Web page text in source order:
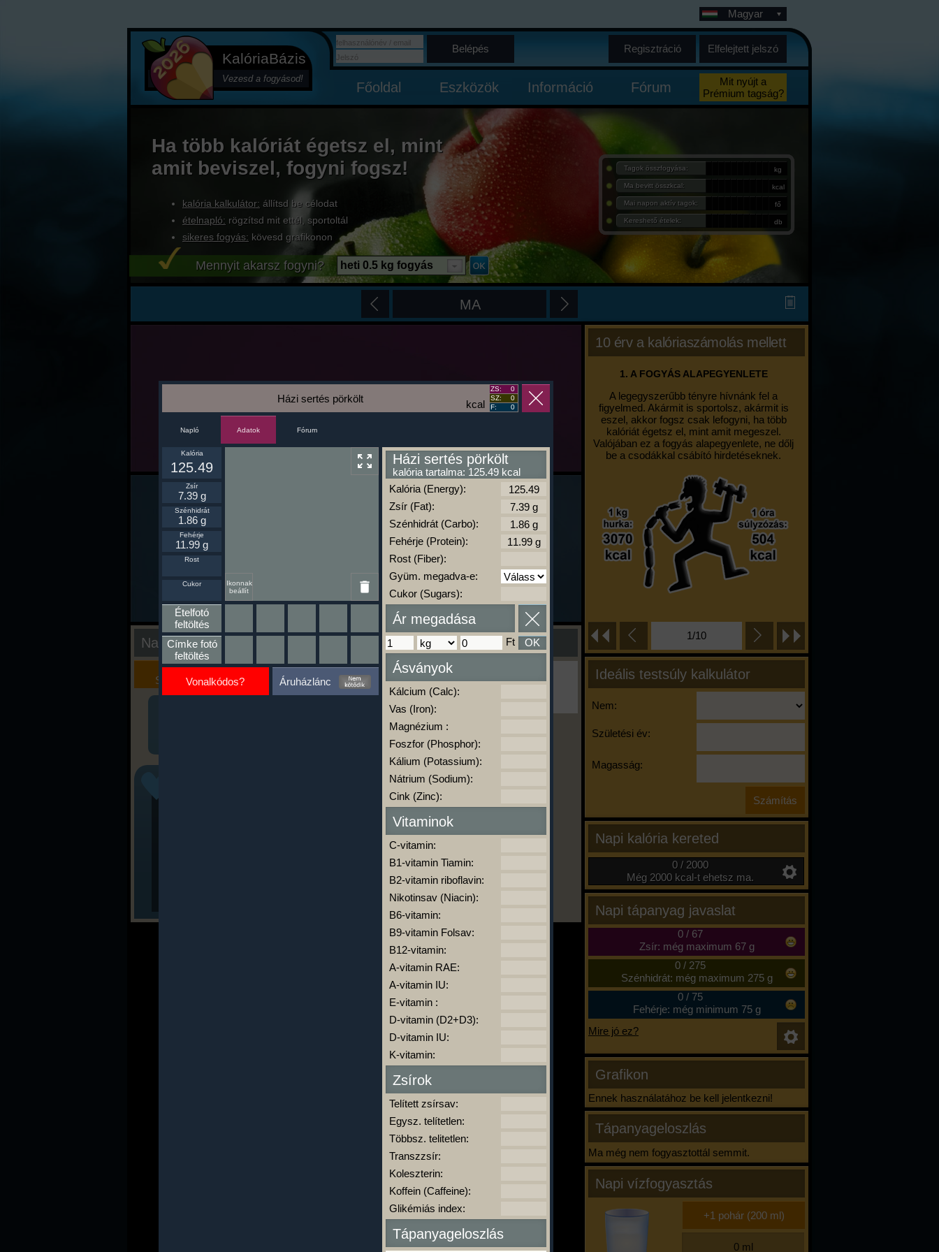
KalóriaBázis
Vezesd a fogyásod!
Magyar
Belépés Regisztráció Elfelejtett jelszó
Főoldal Eszközök Információ Fórum
Mit nyújt a
Prémium tagság?
Ha több kalóriát égetsz el, mint
amit beviszel, fogyni fogsz!
kalória kalkulátor: állítsd be célodat
ételnapló: rögzítsd mit ettél, sportoltál
sikeres fogyás: kövesd grafikonon
Tagok összfogyása: kg
Ma bevitt összkcal: kcal
Mai napon aktív tagok: fő
Kereshető ételek: db
Mennyit akarsz fogyni? heti 0.5 kg fogyás
MA
10 érv a kalóriaszámolás mellett
1. A FOGYÁS ALAPEGYENLETE
A legegyszerűbb tényre hívnánk fel a
figyelmed. Akármit is sportolsz, akármit is
eszel, akkor fogsz csak lefogyni, ha több
kalóriát égetsz el, mint amit megeszel.
Valójában ez a fogyás alapegyenlete, ne dőlj
be a csodákkal csábító hirdetéseknek.
1/10
Ideális testsúly kalkulátor
Nem:
Születési év:
Magasság:
Napi kalória kereted
0 / 2000
Még 2000 kcal-t ehetsz ma.
Napi tápanyag javaslat
0/ 67
Zsír: még maximum 67 g
0/ 275
Szénhidrát: még maximum 275 g
0/ 75
Fehérje: még minimum 75 g
Mire jó ez?
Grafikon
Ennek használatához be kell jelentkezni!
Tápanyageloszlás
Ma még nem fogyasztottál semmit.
Napi vízfogyasztás
Nap kiértékelése
Kalória
Szimulátor
Szöveges
Értékelés
Ha ma már nem eszel/sportolsz többet,
kattints a kiértékelésre!
A Kalória Szimulátor Prémium funkció.
-
kcal
Házi sertés pörkölt
ZS:
0
SZ:
0
F:
0
Napló Adatok Fórum
Ikonnak
beállít
Kalória
125.49
Zsír
7.39 g
Szénhidrát
1.86 g
Fehérje
11.99 g
Rost
Cukor
Ételfotó
feltöltés
Címke fotó
feltöltés
Vonalkódos? Áruházlánc
Házi sertés pörkölt
kalória tartalma: 125.49 kcal
Kalória (Energy):
Zsír (Fat):
Szénhidrát (Carbo):
Fehérje (Protein):
Rost (Fiber):
Gyüm. megadva-e:
Cukor (Sugars):
Ár megadása
Ft OK
Ásványok
Kálcium (Calc):
Vas (Iron):
Magnézium :
Foszfor (Phosphor):
Kálium (Potassium):
Nátrium (Sodium):
Cink (Zinc):
Vitaminok
C-vitamin:
B1-vitamin Tiamin:
B2-vitamin riboflavin:
Nikotinsav (Niacin):
B6-vitamin:
B9-vitamin Folsav:
B12-vitamin:
A-vitamin RAE:
A-vitamin IU:
E-vitamin :
D-vitamin (D2+D3):
D-vitamin IU:
K-vitamin:
Zsírok
Telített zsírsav:
Egysz. telítetlen:
Többsz. telitetlen:
Transzzsír:
Koleszterin:
Koffein (Caffeine):
Glikémiás index:
Tápanyageloszlás